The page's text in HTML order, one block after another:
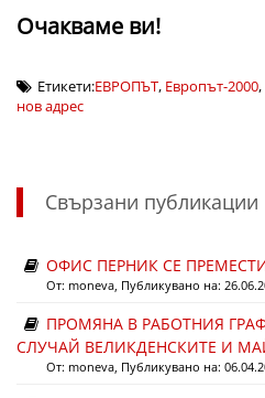
Очакваме ви!
Етикети:ЕВРОПЪТ, Европът-2000,
нов адрес
Свързани публикации
ОФИС ПЕРНИК СЕ
От: moneva, Публикувано на:
ПРОМЯНА В РАБОТНИЯ
СЛУЧАЙ ВЕЛИКДЕНСКИТЕ И
От: moneva, Публикувано на: